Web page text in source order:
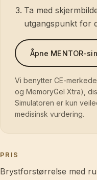
Ta med
utgangspunkt for
Åpne MENTOR-
Vi benytter CE-
og MemoryGel Xtra),
Simulatoren er kun
medisinsk vurdering.
PRIS
Brystforstørrelse med